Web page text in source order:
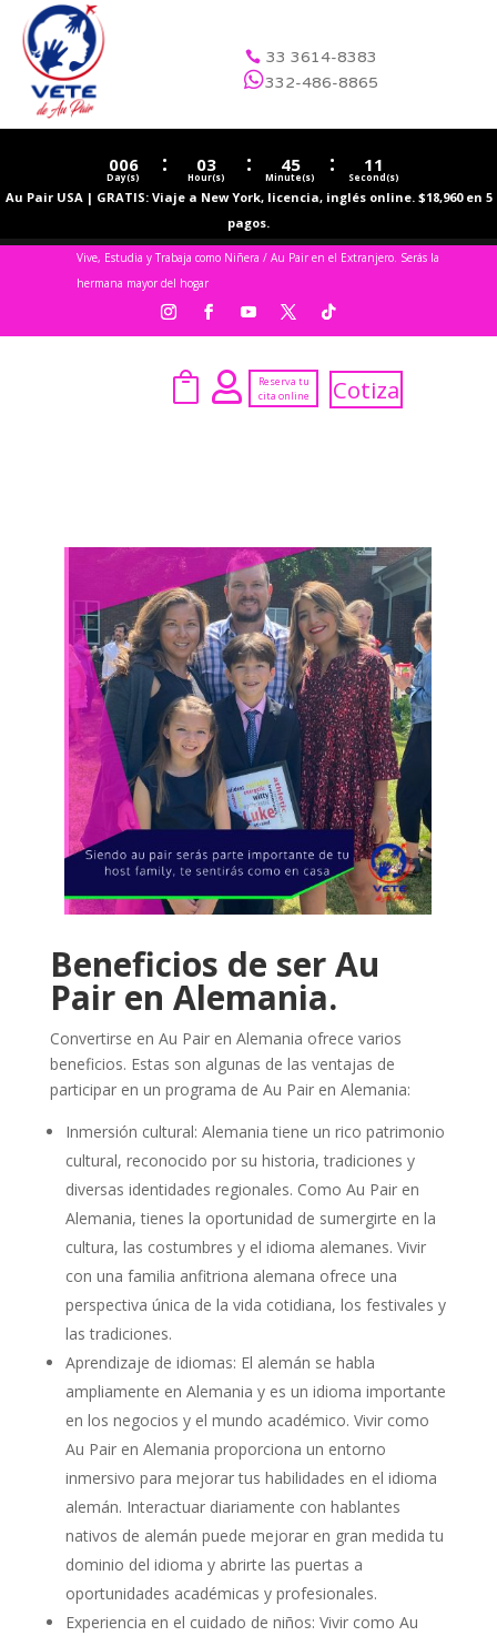
 33 3614-8383
332-486-8865

006
Day(s) : 03
Hour(s) : 45
Minute(s) : 11
Second(s)
Au Pair USA | GRATIS: Viaje a New York, licencia, inglés online. $18,960 en 5
pagos.
Vive, Estudia y Trabaja como Niñera / Au Pair en el Extranjero. Serás la
hermana mayor del hogar
 
Reserva tu
cita online
Cotiza
Beneficios de ser Au
Pair en Alemania.
Convertirse en Au Pair en Alemania ofrece varios
beneficios. Estas son algunas de las ventajas de
participar en un programa de Au Pair en Alemania:
Inmersión cultural: Alemania tiene un rico patrimonio
cultural, reconocido por su historia, tradiciones y
diversas identidades regionales. Como Au Pair en
Alemania, tienes la oportunidad de sumergirte en la
cultura, las costumbres y el idioma alemanes. Vivir
con una familia anfitriona alemana ofrece una
perspectiva única de la vida cotidiana, los festivales y
las tradiciones.
Aprendizaje de idiomas: El alemán se habla
ampliamente en Alemania y es un idioma importante
en los negocios y el mundo académico. Vivir como
Au Pair en Alemania proporciona un entorno
inmersivo para mejorar tus habilidades en el idioma
alemán. Interactuar diariamente con hablantes
nativos de alemán puede mejorar en gran medida tu
dominio del idioma y abrirte las puertas a
oportunidades académicas y profesionales.
Experiencia en el cuidado de niños: Vivir como Au